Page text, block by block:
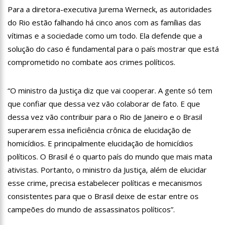
descoberta de namoro
15:14
Anúncio da OMS ainda não significa o fim da pandemia de
Covid-19; entenda
14:48 Com mais de 1,2 mil cadastros, Águas de Manaus comemora
sucesso do Programa Afluentes e enaltece papel do líder
comunitário
14:34 Programa Ronda Escolar da Prefeitura de Manaus ganha
12:02 AAM conquista aumento no rateio do MAC para os municípios
do Amazonas
11:20
Sonia Abrão é criticada nas redes sociais após ‘Linha Direta’
recordar assassinato de Eloá
10:55 Lula chega a Londres para coroação do Rei Charles III
12:48 Polícia prende suspeito de matar motorista que se recusou a
baixar vidro
Idosa é estuprada após marcar encontro online com homem
em MT
12:14 Prefeitura fecha cratera de 2,5 metros de profundidade na
Torquato Tapajós
Para a diretora-executiva Jurema Werneck, as autoridades
do Rio estão falhando há cinco anos com as famílias das
vítimas e a sociedade como um todo. Ela defende que a
solução do caso é fundamental para o país mostrar que está
comprometido no combate aos crimes políticos.
“O ministro da Justiça diz que vai cooperar. A gente só tem
que confiar que dessa vez vão colaborar de fato. E que
dessa vez vão contribuir para o Rio de Janeiro e o Brasil
superarem essa ineficiência crônica de elucidação de
homicídios. E principalmente elucidação de homicídios
políticos. O Brasil é o quarto país do mundo que mais mata
ativistas. Portanto, o ministro da Justiça, além de elucidar
esse crime, precisa estabelecer políticas e mecanismos
consistentes para que o Brasil deixe de estar entre os
campeões do mundo de assassinatos políticos”.